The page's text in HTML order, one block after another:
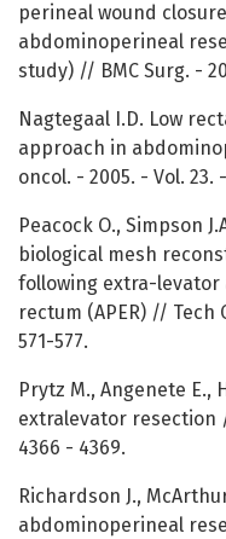
perineal wound
abdominoperineal
study) // BMC Surg. -
Nagtegaal I.D. Low
approach in
oncol. - 2005. - Vol. 23.
Peacock O., Simpson
biological mesh
following extra-
rectum (APER) // Tech
571-577.
Prytz M., Angenete E.,
extralevator resection
4366 - 4369.
Richardson J.,
abdominoperineal